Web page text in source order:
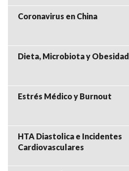
Coronavirus en China
Dieta, Microbiota y Obesidad
Estrés Médico y Burnout
HTA Diastolica e Incidentes
Cardiovasculares